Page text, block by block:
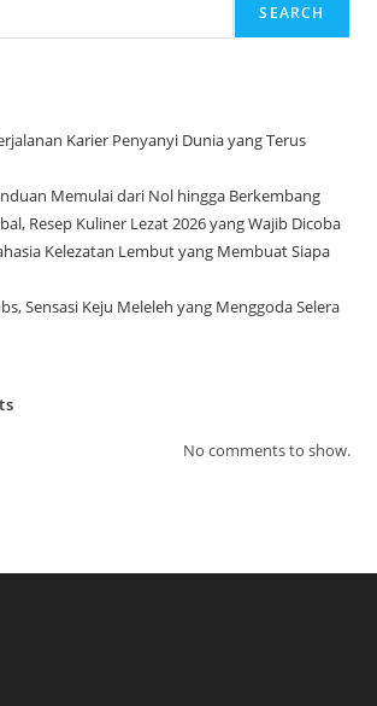
SEARCH
Karier Penyanyi Dunia yang Terus
Memulai dari Nol hingga Berkembang
Resep Kuliner Lezat 2026 yang Wajib Dicoba
Kelezatan Lembut yang Membuat Siapa
Sensasi Keju Meleleh yang Menggoda Selera
No comments to show.